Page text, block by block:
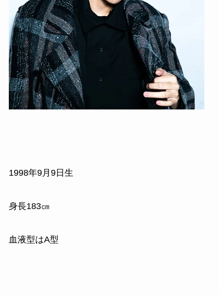
1998年9月9日生
身長183㎝
血液型はA型